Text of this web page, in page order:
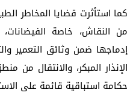
كما استأثرت قضايا المخاطر
من النقاش، خاصة
إدماجها ضمن وثائق التعمير
الإنذار المبكر، والانتقال من
حكامة استباقية قائمة على